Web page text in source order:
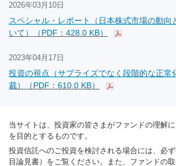
2026年03月10日
スペシャル・レポート（日本株式市場の動向
いて）（PDF：428.0 KB）
2023年04月17日
投資の視点（サプライズでなく段階的な正
裁）（PDF：610.0 KB）
当サイトは、投資家の皆さまがファンドの理解
を目的とするものです。
投資信託へのご投資を検討される場合には、必
目論見書）をご覧ください。また、ファンドの